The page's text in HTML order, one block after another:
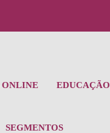
ONLINE EDUCAÇÃO
SEGMENTOS